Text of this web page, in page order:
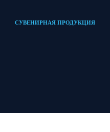
СУВЕНИРНАЯ ПРОДУКЦИЯ